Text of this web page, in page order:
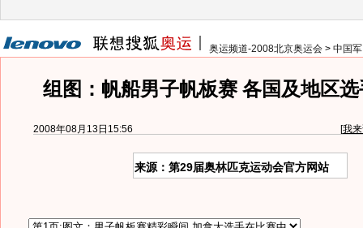
奥运频道-2008北京奥运会 > 中国
组图：帆船男子帆板赛 各国及地区
2008年08月13日15:56 [我
来源：第29届奥林匹克运动会官方网站